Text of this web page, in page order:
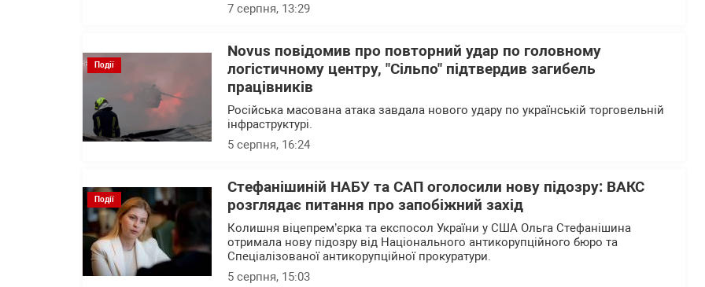
7 серпня, 13:29
Події
Novus повідомив про повторний удар по головному
логістичному центру, "Сільпо" підтвердив загибель
працівників
Російська масована атака завдала нового удару по українській торговельній
інфраструктурі.
5 серпня, 16:24
Події
Стефанішиній НАБУ та САП оголосили нову підозру: ВАКС
розглядає питання про запобіжний захід
Колишня віцепрем’єрка та експосол України у США Ольга Стефанішина
отримала нову підозру від Національного антикорупційного бюро та
Спеціалізованої антикорупційної прокуратури.
5 серпня, 15:03